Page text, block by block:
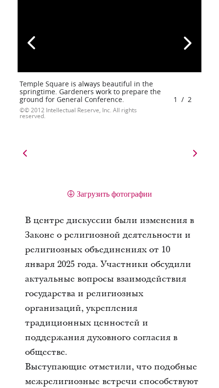
Temple Square is always beautiful in the
springtime. Gardeners work to prepare the
ground for General Conference.
© 2012 Intellectual Reserve, Inc. All rights
reserved.
1 / 2
Загрузить фотографии
В центре дискуссии были изменения в
Законе о религиозной деятельности и
религиозных объединениях от 10
января 2025 года. Участники обсудили
актуальные вопросы взаимодействия
государства и религиозных
организаций, укрепления
традиционных ценностей и
поддержания духовного согласия в
обществе.
Выступающие отметили, что подобные
межрелигиозные встречи способствуют